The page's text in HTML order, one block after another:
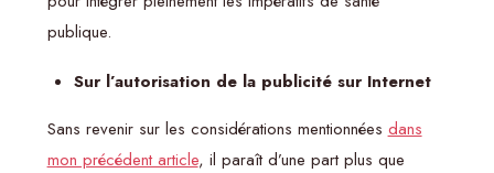
publique.
Sur l’autorisation de la publicité sur Internet
Sans revenir sur les considérations mentionnées dans
mon précédent article, il paraît d’une part plus que